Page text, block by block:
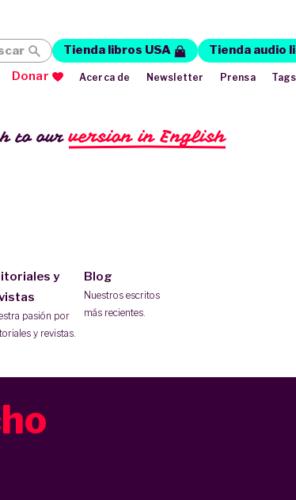
to ourversion in English
y
pasión por
y revistas.
Blog
Nuestros escritos
más recientes.
Tienda libros USA
Tienda audio
Donar
Acerca de Newsletter Prensa Tags